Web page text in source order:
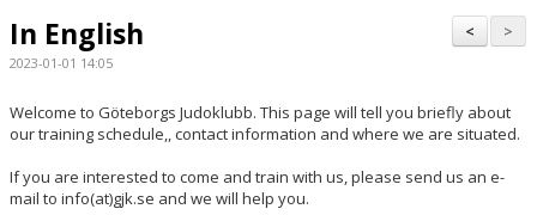
IN ENGLISH
>
<
In English
2023-01-01 14:05
Welcome to Göteborgs Judoklubb. This page will tell you briefly about
our training schedule,, contact information and where we are situated.
If you are interested to come and train with us, please send us an e-
mail to info(at)gjk.se and we will help you.